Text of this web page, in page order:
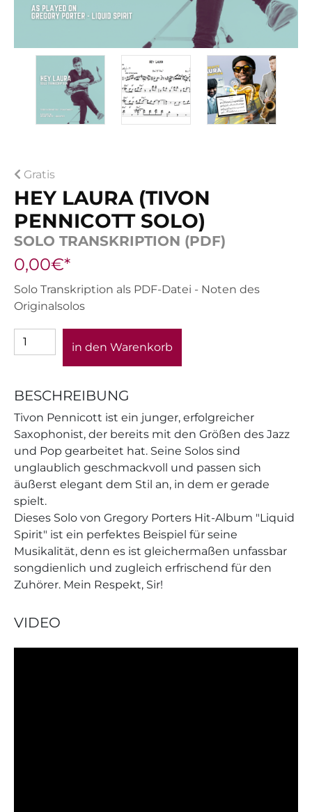
Gratis
HEY LAURA (TIVON
PENNICOTT SOLO)
SOLO TRANSKRIPTION (PDF)
0,00€*
Solo Transkription als PDF-Datei - Noten des
Originalsolos
in den Warenkorb
BESCHREIBUNG
Tivon Pennicott ist ein junger, erfolgreicher
Saxophonist, der bereits mit den Größen des Jazz
und Pop gearbeitet hat. Seine Solos sind
unglaublich geschmackvoll und passen sich
äußerst elegant dem Stil an, in dem er gerade
spielt.
Dieses Solo von Gregory Porters Hit-Album "Liquid
Spirit" ist ein perfektes Beispiel für seine
Musikalität, denn es ist gleichermaßen unfassbar
songdienlich und zugleich erfrischend für den
Zuhörer. Mein Respekt, Sir!
VIDEO